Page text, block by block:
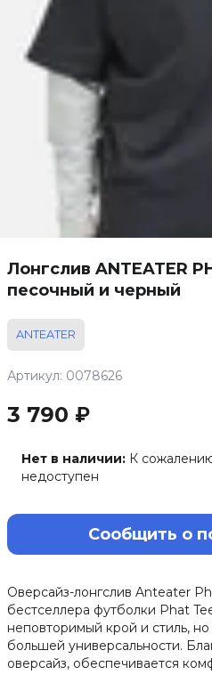
Лонгслив ANTEATER
песочный и черный
ANTEATER
Артикул: 0078626
3 790 ₽
Нет в наличии: К
недоступен
Сообщить о
Оверсайз-лонгслив Anteater
бестселлера футболки Phat
неповторимый крой и стиль,
большей универсальности.
оверсайз, обеспечивается